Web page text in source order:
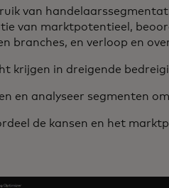
van
van marktpotentieel,
branches, en verloop en
krijgen in dreigende
en analyseer segmenten
de kansen en het